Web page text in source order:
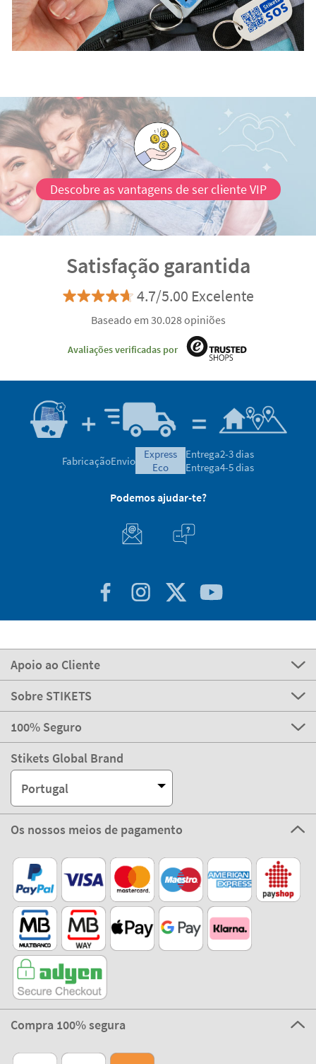
Descobre as vantagens de ser cliente VIP
Satisfação garantida
4.7/5.00 Excelente
Baseado em 30.028 opiniões
Avaliações verificadas por
FabricaçãoEnvio
express
eco
Entrega2-3 dias
Entrega4-5 dias
Podemos ajudar-te?
Apoio ao Cliente
Sobre STIKETS
100% Seguro
Stikets Global Brand
Portugal
Os nossos meios de pagamento
Compra 100% segura